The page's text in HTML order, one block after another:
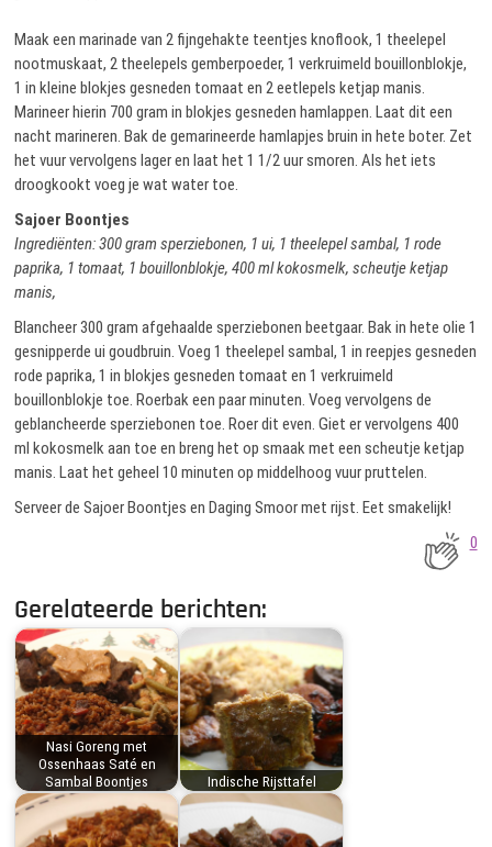
Maak een marinade van 2 fijngehakte teentjes knoflook, 1 theelepel
nootmuskaat, 2 theelepels gemberpoeder, 1 verkruimeld bouillonblokje,
1 in kleine blokjes gesneden tomaat en 2 eetlepels ketjap manis.
Marineer hierin 700 gram in blokjes gesneden hamlappen. Laat dit een
nacht marineren. Bak de gemarineerde hamlapjes bruin in hete boter. Zet
het vuur vervolgens lager en laat het 1 1/2 uur smoren. Als het iets
droogkookt voeg je wat water toe.
Sajoer Boontjes
Ingrediënten: 300 gram sperziebonen, 1 ui, 1 theelepel sambal, 1 rode
paprika, 1 tomaat, 1 bouillonblokje, 400 ml kokosmelk, scheutje ketjap
manis,
Blancheer 300 gram afgehaalde sperziebonen beetgaar. Bak in hete olie 1
gesnipperde ui goudbruin. Voeg 1 theelepel sambal, 1 in reepjes gesneden
rode paprika, 1 in blokjes gesneden tomaat en 1 verkruimeld
bouillonblokje toe. Roerbak een paar minuten. Voeg vervolgens de
geblancheerde sperziebonen toe. Roer dit even. Giet er vervolgens 400
ml kokosmelk aan toe en breng het op smaak met een scheutje ketjap
manis. Laat het geheel 10 minuten op middelhoog vuur pruttelen.
Serveer de Sajoer Boontjes en Daging Smoor met rijst. Eet smakelijk!
0
Gerelateerde berichten:
Nasi Goreng met
Ossenhaas Saté en
Sambal Boontjes
Indische Rijsttafel